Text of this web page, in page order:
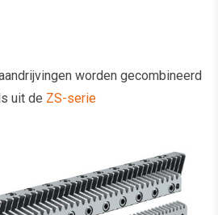
worden gecombineerd
uit de ZS-serie